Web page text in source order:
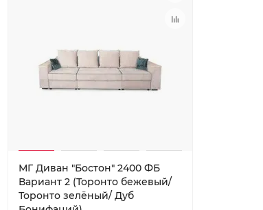
МГ Диван "Бостон" 2400 ФБ
Вариант 2 (Торонто бежевый/
Торонто зелёный/ Дуб